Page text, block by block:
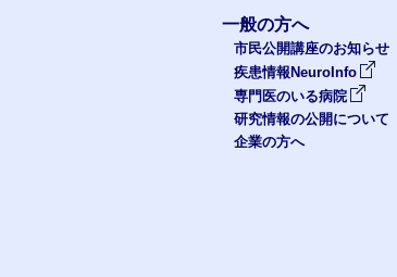
一般の方へ
市民公開講座のお知らせ
疾患情報NeuroInfo
専門医のいる病院
研究情報の公開について
企業の方へ